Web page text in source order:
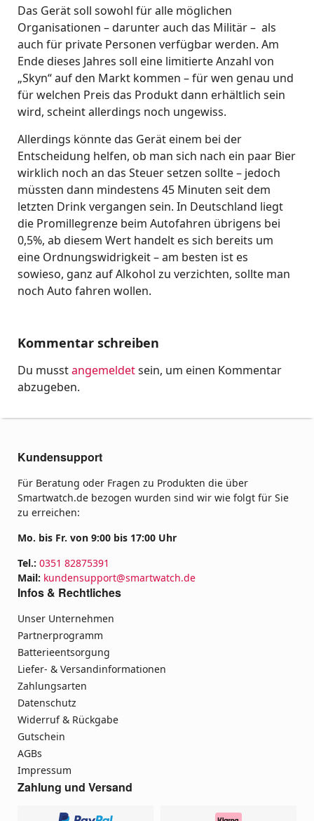
Das Gerät soll sowohl für alle möglichen
Organisationen – darunter auch das Militär – als
auch für private Personen verfügbar werden. Am
Ende dieses Jahres soll eine limitierte Anzahl von
„Skyn“ auf den Markt kommen – für wen genau und
für welchen Preis das Produkt dann erhältlich sein
wird, scheint allerdings noch ungewiss.
Allerdings könnte das Gerät einem bei der
Entscheidung helfen, ob man sich nach ein paar Bier
wirklich noch an das Steuer setzen sollte – jedoch
müssten dann mindestens 45 Minuten seit dem
letzten Drink vergangen sein. In Deutschland liegt
die Promillegrenze beim Autofahren übrigens bei
0,5%, ab diesem Wert handelt es sich bereits um
eine Ordnungswidrigkeit – am besten ist es
sowieso, ganz auf Alkohol zu verzichten, sollte man
noch Auto fahren wollen.
Kommentar schreiben
Du musstangemeldetsein, um einen Kommentar
abzugeben.
Kundensupport
Für Beratung oder Fragen zu Produkten die über
Smartwatch.de bezogen wurden sind wir wie folgt für Sie
zu erreichen:
Mo. bis Fr. von 9:00 bis 17:00 Uhr
Tel.: 0351 82875391
Mail: kundensupport@smartwatch.de
Infos & Rechtliches
Unser Unternehmen
Partnerprogramm
Batterieentsorgung
Liefer- & Versandinformationen
Zahlungsarten
Datenschutz
Widerruf & Rückgabe
Gutschein
AGBs
Impressum
Zahlung und Versand